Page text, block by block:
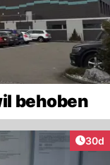
behoben
30d